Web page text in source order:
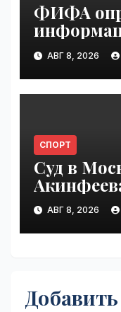
ФИФА
АВГ 8, 2026
СПОРТ
Суд в
VseTime.ru
АВГ 8, 2026